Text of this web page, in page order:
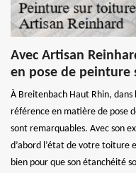
Avec Artisan
en pose de peinture
À Breitenbach Haut Rhin,
référence en matière de pose
sont remarquables. Avec son
d’abord l’état de votre toiture
bien pour que son étanchéité